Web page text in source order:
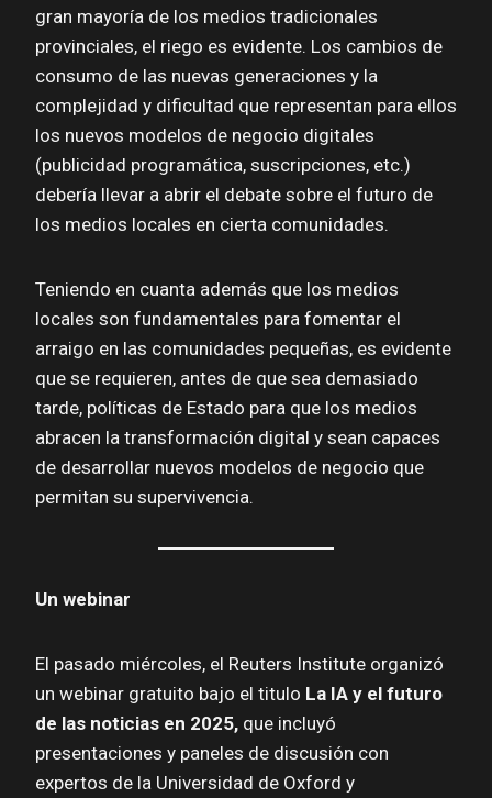
gran mayoría de los medios tradicionales
provinciales, el riego es evidente. Los cambios de
consumo de las nuevas generaciones y la
complejidad y dificultad que representan para ellos
los nuevos modelos de negocio digitales
(publicidad programática, suscripciones, etc.)
debería llevar a abrir el debate sobre el futuro de
los medios locales en cierta comunidades.
Teniendo en cuanta además que los medios
locales son fundamentales para fomentar el
arraigo en las comunidades pequeñas, es evidente
que se requieren, antes de que sea demasiado
tarde, políticas de Estado para que los medios
abracen la transformación digital y sean capaces
de desarrollar nuevos modelos de negocio que
permitan su supervivencia.
Un webinar
El pasado miércoles, el Reuters Institute organizó
un webinar gratuito bajo el titulo La IA y el futuro
de las noticias en 2025, que incluyó
presentaciones y paneles de discusión con
expertos de la Universidad de Oxford y